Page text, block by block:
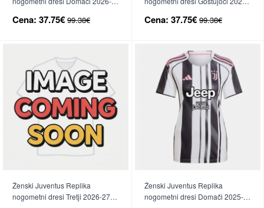
Cena: 37.75€ 99.38€ Cena: 37.75€ 99.38€
Ženski Juventus Replika
nogometni dresi Tretji 2026-27
Ženski Juventus Replika
nogometni dresi Domači 2025-